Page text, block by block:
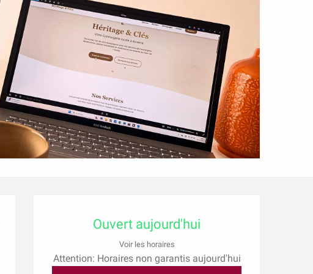
Ouverture et
Ouvert aujourd'hui
Voir les horaires
Attention: Horaires non garantis aujourd'hui